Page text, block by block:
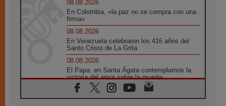
08.08.2026
En Colombia, «la paz no se compra con una
firma»
08.08.2026
En Venezuela celebraron los 416 años del
Santo Cristo de La Grita
08.08.2026
El Papa: en Santa Ágata contemplamos la
victoria del amor sobre la muerte
08.08.2026
León XIV visitará el Santuario de la Madre